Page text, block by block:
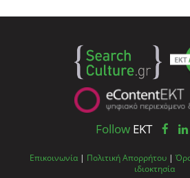
Follow EKT
Επικοινωνία | Πολιτική Απορρήτου |
ιδιοκτησία